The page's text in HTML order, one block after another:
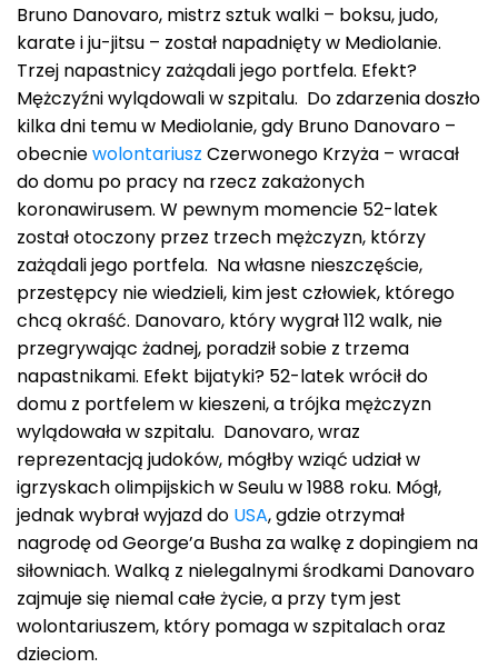
Bruno Danovaro, mistrz sztuk walki – boksu, judo,
karate i ju-jitsu – został napadnięty w Mediolanie.
Trzej napastnicy zażądali jego portfela. Efekt?
Mężczyźni wylądowali w szpitalu. Do zdarzenia doszło
kilka dni temu w Mediolanie, gdy Bruno Danovaro –
obecniewolontariusz Czerwonego Krzyża – wracał
do domu po pracy na rzecz zakażonych
koronawirusem. W pewnym momencie 52-latek
został otoczony przez trzech mężczyzn, którzy
zażądali jego portfela. Na własne nieszczęście,
przestępcy nie wiedzieli, kim jest człowiek, którego
chcą okraść. Danovaro, który wygrał 112 walk, nie
przegrywając żadnej, poradził sobie z trzema
napastnikami. Efekt bijatyki? 52-latek wrócił do
domu z portfelem w kieszeni, a trójka mężczyzn
wylądowała w szpitalu. Danovaro, wraz
reprezentacją judoków, mógłby wziąć udział w
igrzyskach olimpijskich w Seulu w 1988 roku. Mógł,
jednak wybrał wyjazd do USA, gdzie otrzymał
nagrodę od George’a Busha za walkę z dopingiem na
siłowniach. Walką z nielegalnymi środkami Danovaro
zajmuje się niemal całe życie, a przy tym jest
wolontariuszem, który pomaga w szpitalach oraz
dzieciom.